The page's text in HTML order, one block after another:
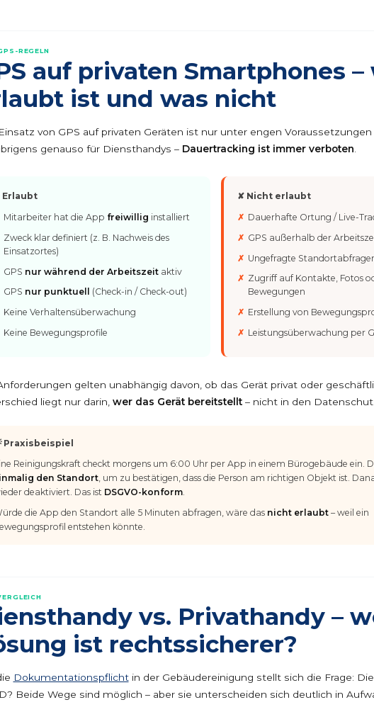
REGELN
auf privaten Smartphones –
ist und was nicht
von GPS auf privaten Geräten ist nur unter engen Voraussetzungen
genauso für Diensthandys – Dauertracking ist immer verboten
Erlaubt
Mitarbeiter hat die App freiwillig installiert
Zweck klar definiert (z. B. Nachweis des
Einsatzortes)
GPS nur während der Arbeitszeitaktiv
GPS nur punktuell
(Check-in / Check-out)
Keine Verhaltensüberwachung
Keine Bewegungsprofile
✘ Nicht erlaubt
Dauerhafte Ortung / Live-
GPS außerhalb der
Ungefragte
Zugriff auf Kontakte, Fotos
Bewegungen
Erstellung von
Leistungsüberwachung per
gelten unabhängig davon, ob das Gerät privat oder
liegt nur darin, wer das Gerät bereitstellt– nicht in den
Praxisbeispiel
Reinigungskraft checkt morgens um 6:00 Uhr per App in einem Bürogebäude ein.
den Standort, um zu bestätigen, dass die Person am richtigen Objekt ist.
deaktiviert. Das ist DSGVO-konform.
die App den Standort alle 5 Minuten abfragen, wäre das nicht erlaubt – weil ein
entstehen könnte.
vs. Privathandy –
ist rechtssicherer?
Dokumentationspflichtin der Gebäudereinigung stellt sich die Frage:
Beide Wege sind möglich – aber sie unterscheiden sich deutlich in